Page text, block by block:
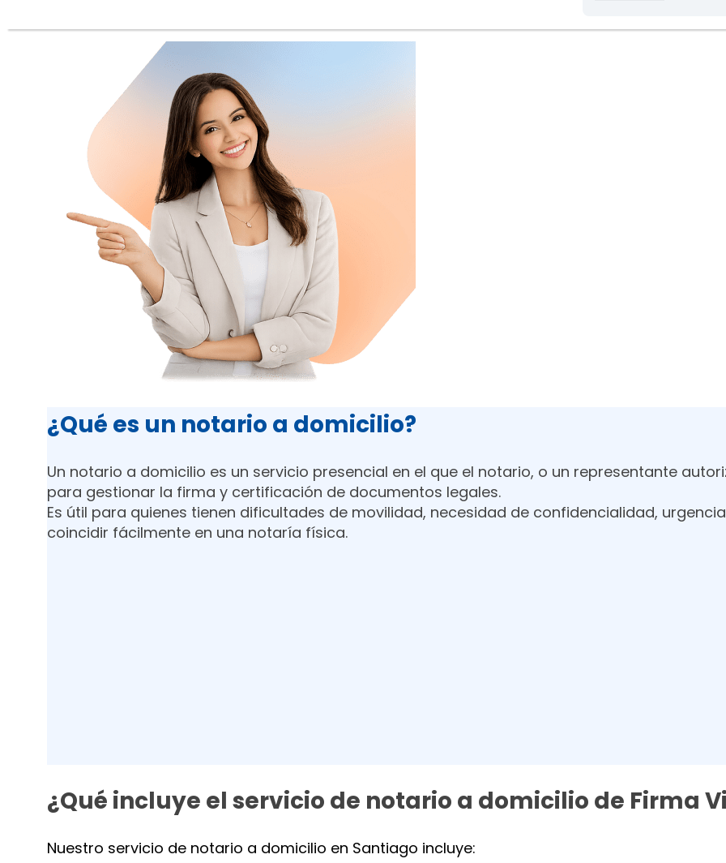
¿Qué es un notario a domicilio?
Un notario a domicilio es un servicio presencial en el que el notario, o un representante
para gestionar la firma y certificación de documentos legales.
Es útil para quienes tienen dificultades de movilidad, necesidad de confidencialidad,
coincidir fácilmente en una notaría física.
¿Qué incluye el servicio de notario a domicilio de Firma
Nuestro servicio de notario a domicilio en Santiago incluye: